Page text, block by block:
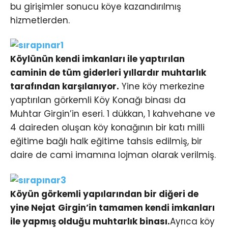
bu girişimler sonucu köye kazandırılmış
hizmetlerden.
Köylünün kendi imkanları ile yaptırılan
caminin de tüm giderleri yıllardır muhtarlık
tarafından karşılanıyor. Yine köy merkezine
yaptırılan görkemli Köy Konağı binası da
Muhtar Girgin’in eseri. 1 dükkan, 1 kahvehane ve
4 daireden oluşan köy konağının bir katı milli
eğitime bağlı halk eğitime tahsis edilmiş, bir
daire de cami imamına lojman olarak verilmiş.
Köyün görkemli yapılarından bir diğeri de
yine Nejat Girgin’in tamamen kendi imkanları
ile yapmış olduğu muhtarlık binası.Ayrıca köy